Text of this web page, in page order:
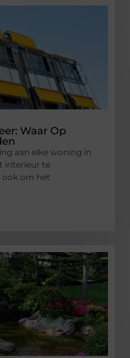
Waar Op
aan elke woning in
interieur te
ook om het